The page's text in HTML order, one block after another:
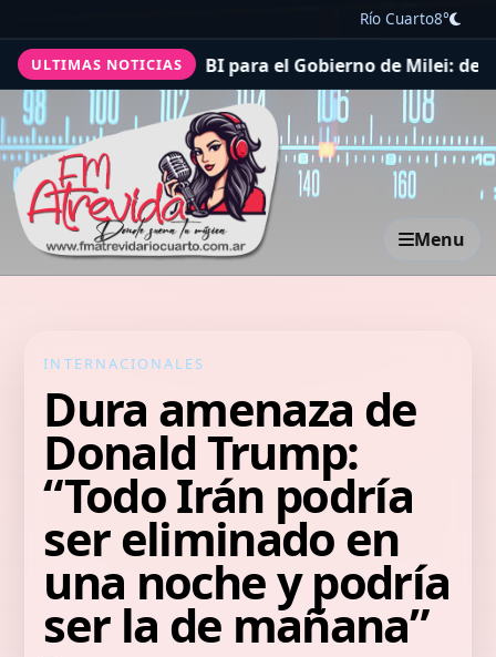
Río Cuarto8°
ULTIMAS NOTICIAS
FBI para el Gobierno de Milei: destacó el trabajo
Menu
INTERNACIONALES
Dura amenaza de
Donald Trump:
“Todo Irán podría
ser eliminado en
una noche y podría
ser la de mañana”